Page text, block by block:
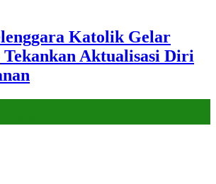
Katolik Gelar
Aktualisasi Diri